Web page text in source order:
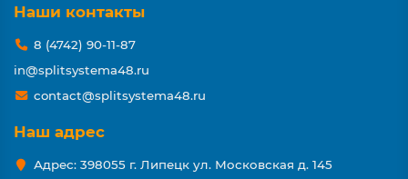
Наши контакты
8 (4742) 90-11-87
in@splitsystema48.ru
contact@splitsystema48.ru
Наш адрес
Адрес: 398055 г. Липецк ул. Московская д. 145